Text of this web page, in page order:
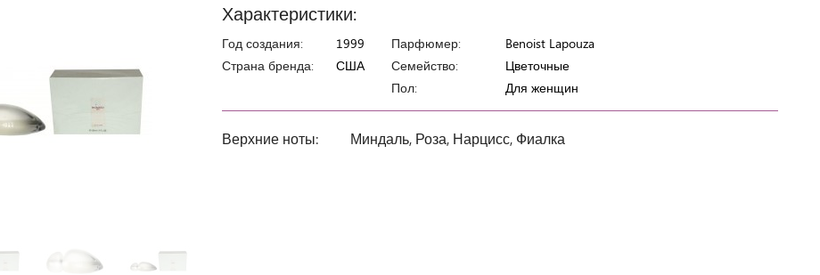
Характеристики:
Год создания:
1999
Страна бренда:
США
Парфюмер:
Benoist Lapouza
Семейство:
Цветочные
Пол:
Для женщин
Верхние ноты: Миндаль, Роза, Нарцисс, Фиалка